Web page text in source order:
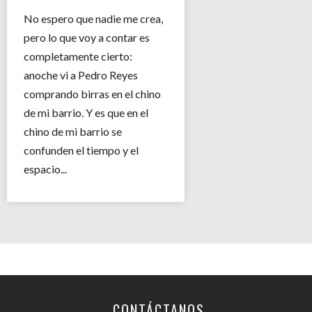
No espero que nadie me crea,
pero lo que voy a contar es
completamente cierto:
anoche vi a Pedro Reyes
comprando birras en el chino
de mi barrio. Y es que en el
chino de mi barrio se
confunden el tiempo y el
espacio...